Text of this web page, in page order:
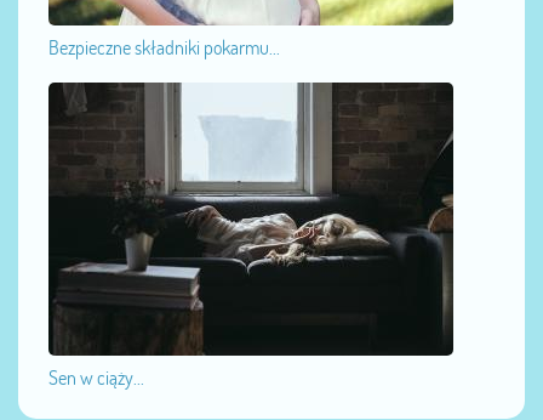
Bezpieczne składniki pokarmu...
Sen w ciąży...